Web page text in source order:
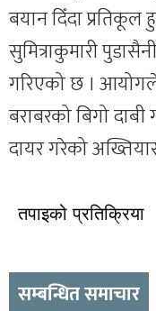
बयान दिँदा प्रतिकूल
सुमित्राकुमारी
गरिएको छ ।
बराबरको बिगो
दायर गरेको
तपाइको प्रतिक्रिया
सम्बन्धित समाचार